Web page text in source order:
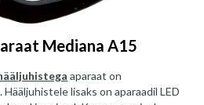
Mediana A15
aparaat on
lisaks on aparaadil LED